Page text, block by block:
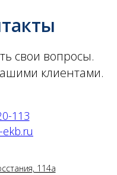
свои вопросы.
клиентами.
113
114а